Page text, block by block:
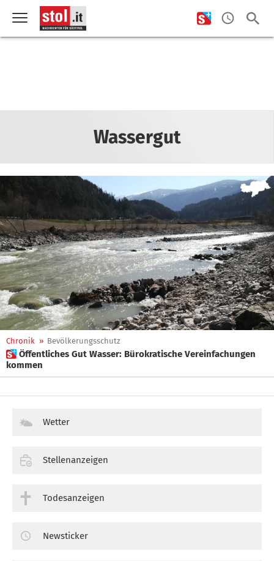
Wassergut
Chronik » Bevölkerungsschutz
 Öffentliches Gut Wasser: Bürokratische Vereinfachungen
kommen
Wetter
Stellenanzeigen
Todesanzeigen
Newsticker